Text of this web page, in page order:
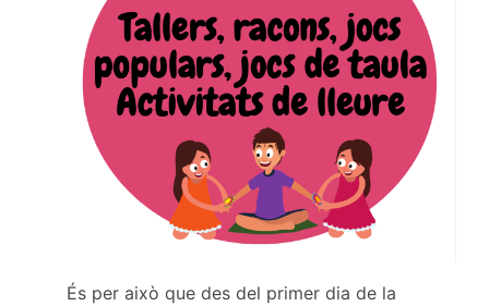
És per això que des del primer dia de la